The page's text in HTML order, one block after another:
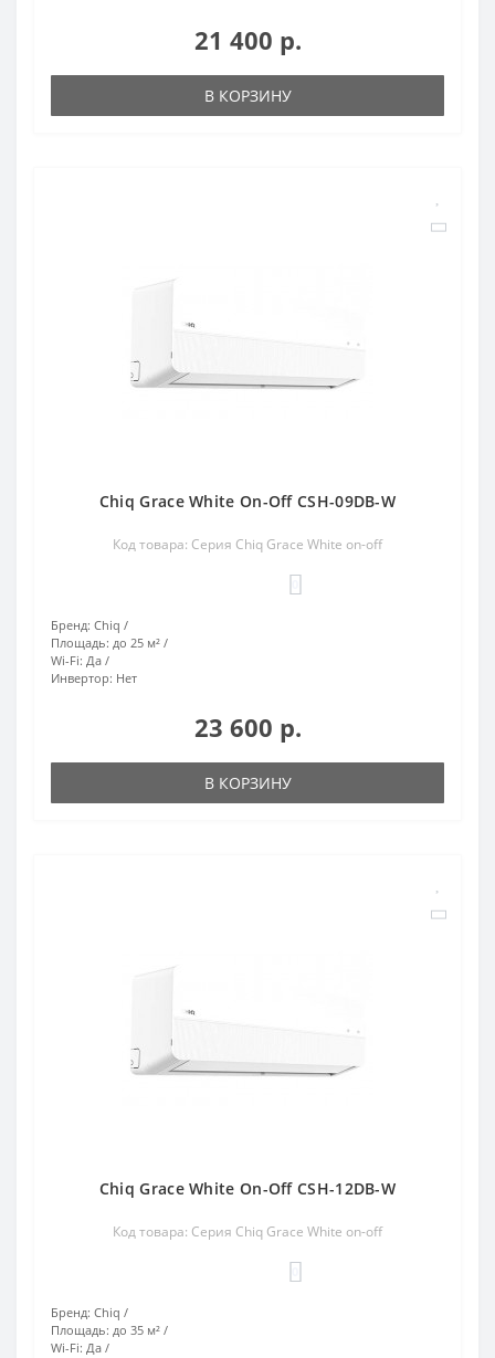
21 400 р.
В КОРЗИНУ
Chiq Grace White On-Off CSH-09DB-W
Код товара: Серия Chiq Grace White on-off
Бренд: Chiq
Площадь: до 25 м²
Wi-Fi: Да
Инвертор: Нет
23 600 р.
В КОРЗИНУ
Chiq Grace White On-Off CSH-12DB-W
Код товара: Серия Chiq Grace White on-off
Бренд: Chiq
Площадь: до 35 м²
Wi-Fi: Да